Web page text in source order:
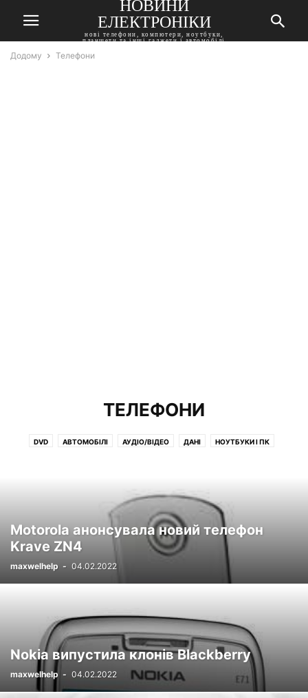
НОВИНИ
ЕЛЕКТРОНІКИ
нові телефони, компютери, ноутбуки,
планшети та інші гаджети і автомобілі
Додому Телефони
ТЕЛЕФОНИ
DVD АВТОМОБІЛІ АУДІО/ВІДЕО ДАНІ НОУТБУКИ І ПК
Motorola анонсувала новий телефон
Krave ZN4
maxwelhelp - 04.02.2022
Nokia випустила клонів Blackberry
maxwelhelp - 04.02.2022